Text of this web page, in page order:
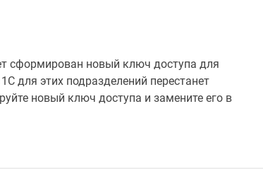
сформирован новый ключ доступа для
для этих подразделений перестанет
новый ключ доступа и замените его в